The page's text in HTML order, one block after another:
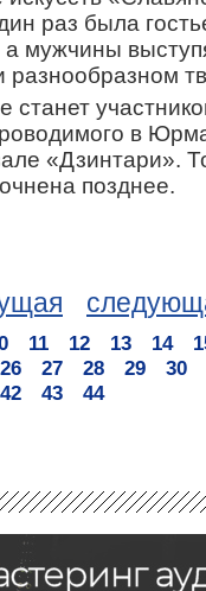
раз была
а мужчины
станет
в
«Дзинтари».
позднее.
11 12 13 14
26 27 28 29
30
42 43 44